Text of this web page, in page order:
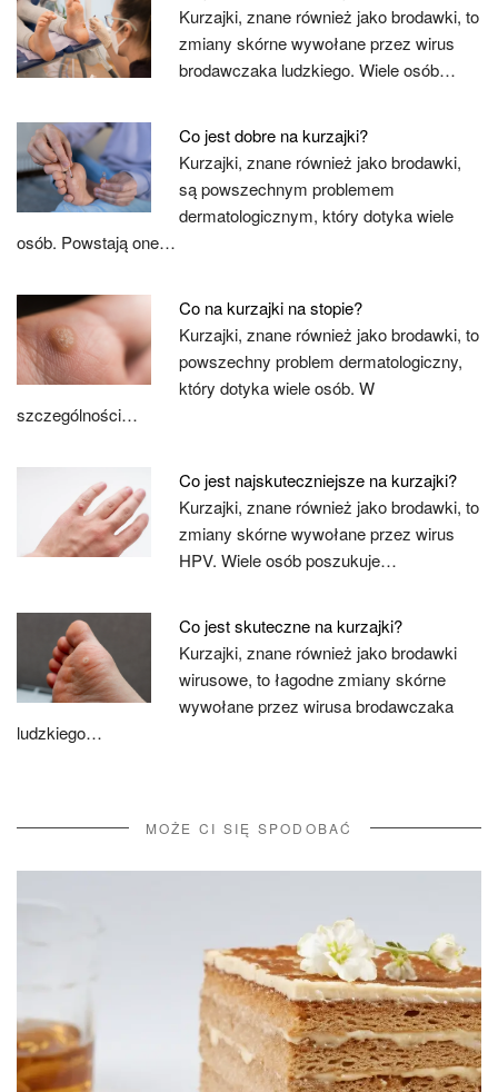
Kurzajki, znane również jako brodawki, to
zmiany skórne wywołane przez wirus
brodawczaka ludzkiego. Wiele osób…
Co jest dobre na kurzajki?
Kurzajki, znane również jako brodawki,
są powszechnym problemem
dermatologicznym, który dotyka wiele
osób. Powstają one…
Co na kurzajki na stopie?
Kurzajki, znane również jako brodawki, to
powszechny problem dermatologiczny,
który dotyka wiele osób. W
szczególności…
Co jest najskuteczniejsze na kurzajki?
Kurzajki, znane również jako brodawki, to
zmiany skórne wywołane przez wirus
HPV. Wiele osób poszukuje…
Co jest skuteczne na kurzajki?
Kurzajki, znane również jako brodawki
wirusowe, to łagodne zmiany skórne
wywołane przez wirusa brodawczaka
ludzkiego…
MOŻE CI SIĘ SPODOBAĆ